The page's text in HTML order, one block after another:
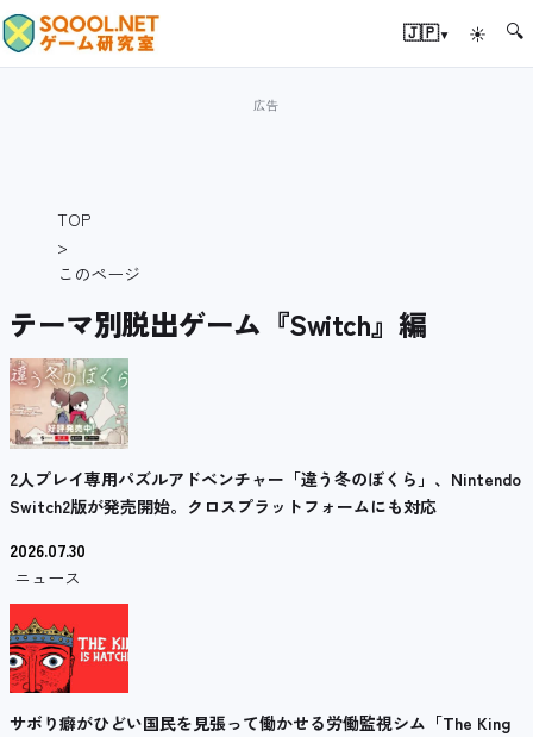
🇯🇵▾ ☀ 🔍
TOP
>
このページ
テーマ別脱出ゲーム『Switch』編
2人プレイ専用パズルアドベンチャー「違う冬のぼくら」、Nintendo
Switch2版が発売開始。クロスプラットフォームにも対応
2026.07.30
ニュース
サボり癖がひどい国民を見張って働かせる労働監視シム「The King